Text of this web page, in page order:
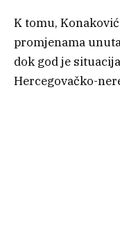
K tomu,
promjenama
dok god je
Hercegovačko-